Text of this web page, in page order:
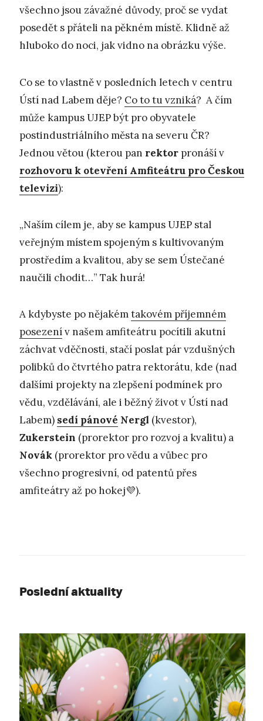
všechno jsou závažné důvody, proč se vydat
posedět s přáteli na pěkném místě. Klidně až
hluboko do noci, jak vidno na obrázku výše.
Co se to vlastně v posledních letech v centru
Ústí nad Labem děje? Co to tu vzniká? A čím
může kampus UJEP být pro obyvatele
postindustriálního města na severu ČR?
Jednou větou (kterou pan rektor pronáší v
rozhovoru k otevření Amfiteátru pro Českou
televizi):
„Naším cílem je, aby se kampus UJEP stal
veřejným místem spojeným s kultivovaným
prostředím a kvalitou, aby se sem Ústečané
naučili chodit…” Tak hurá!
A kdybyste po nějakémtakovém příjemném
posezenív našem amfiteátru pocítili akutní
záchvat vděčnosti, stačí poslat pár vzdušných
polibků do čtvrtého patra rektorátu, kde (nad
dalšími projekty na zlepšení podmínek pro
vědu, vzdělávání, ale i běžný život v Ústí nad
Labem) sedí pánové Nergl (kvestor),
Zukerstein (prorektor pro rozvoj a kvalitu) a
Novák (prorektor pro vědu a vůbec pro
všechno progresivní, od patentů přes
amfiteátry až po hokej💜).
Poslední aktuality